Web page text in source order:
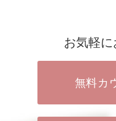
お気軽
無料カ